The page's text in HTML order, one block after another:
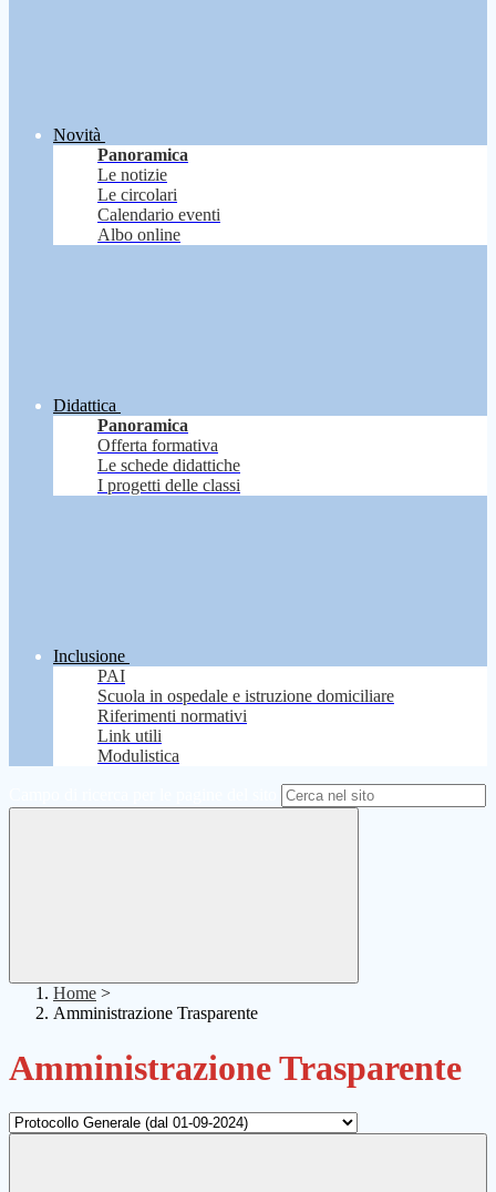
Novità
Panoramica
Le notizie
Le circolari
Calendario eventi
Albo online
Didattica
Panoramica
Offerta formativa
Le schede didattiche
I progetti delle classi
Inclusione
PAI
Scuola in ospedale e istruzione domiciliare
Riferimenti normativi
Link utili
Modulistica
Home >
Amministrazione Trasparente
Amministrazione Trasparente